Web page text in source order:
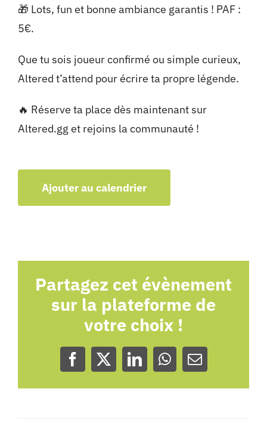
🎁 Lots, fun et bonne ambiance garantis ! PAF :
5€.
Que tu sois joueur confirmé ou simple curieux,
Altered t’attend pour écrire ta propre légende.
🔥 Réserve ta place dès maintenant sur
Altered.gg et rejoins la communauté !
Ajouter au calendrier
Partagez cet évènement
sur la plateforme de
votre choix !
Facebook
X LinkedInWhatsApp
Email